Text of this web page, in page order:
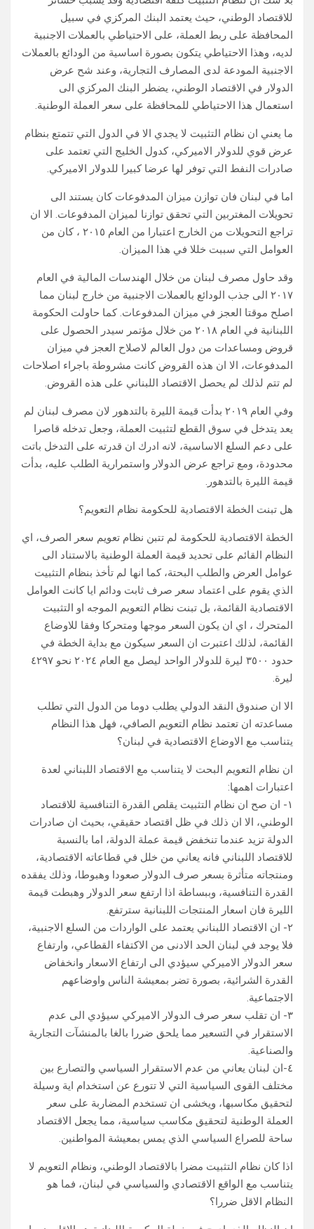
للاقتصاد الوطني، حيث يعتمد البنك المركزي في سبيل
المحافظة على ربط العملة، على الاحتياطي بالعملات الاجنبية
لديه، وهذا الاحتياطي يتكون بصورة اساسية من الودائع بالعملات
الاجنبية المودعة لدى المصارف التجارية، وعند شح عرض
الدولار في الاقتصاد الوطني، يضطر البنك المركزي الى
استعمال هذا الاحتياطي للمحافظة على سعر العملة الوطنية.
ما يعني ان نظام التثبيت لا يجدي الا في الدول التي تتمتع بنظام
عرض قوي للدولار الاميركي، كدول الخليج التي تعتمد على
صادرات النفط التي توفر لها عرضا كبيرا للدولار الاميركي.
اما في لبنان فان توازن ميزان المدفوعات كان يستند الى
تحويلات المغتربين التي تحقق توازنا لميزان المدفوعات. الا ان
تراجع التحويلات من الخارج اعتبارا من العام ٢٠١٥ ، كان من
العوامل التي سببت خللا في هذا الميزان.
وقد حاول مصرف لبنان من خلال الهندسات المالية في العام
٢٠١٧ الى جذب الودائع بالعملات الاجنبية من خارج لبنان مما
اصلح موقتا العجز في ميزان المدفوعات. كما حاولت الحكومة
اللبنانية في العام ٢٠١٨ من خلال مؤتمر سيدر الحصول على
قروض ومساعدات من دول العالم لاصلاح العجز في ميزان
المدفوعات، الا ان هذه القروض كانت مشروطة باجراء اصلاحات
لم تتم لذلك لم يحصل الاقتصاد اللبناني على هذه القروض.
وفي العام ٢٠١٩ بدأت قيمة الليرة بالتدهور لان مصرف لبنان لم
يعد يتدخل في سوق القطع لتثبيت العملة، وجعل تدخله قاصرا
على دعم السلع الاساسية، لانه ادرك ان قدرته على التدخل باتت
محدودة، ومع تراجع عرض الدولار واستمرارية الطلب عليه، بدأت
قيمة الليرة بالتدهور.
هل تبنت الخطة الاقتصادية للحكومة نظام التعويم؟
الخطة الاقتصادية للحكومة لم تتبن نظام تعويم سعر الصرف، اي
النظام القائم على تحديد قيمة العملة الوطنية بالاستناد الى
عوامل العرض والطلب البحتة، كما انها لم تأخذ بنظام التثبيت
الذي يقوم على اعتماد سعر صرف ثابت ودائم ايا كانت العوامل
الاقتصادية القائمة، بل تبنت نظام التعويم الموجه او التثبيت
المتحرك ، اي ان يكون السعر موجها ومتحركا وفقا للاوضاع
القائمة، لذلك اعتبرت ان السعر سيكون مع بداية الخطة في
حدود ٣٥٠٠ ليرة للدولار الواحد ليصل مع العام ٢٠٢٤ نحو ٤٢٩٧
ليرة.
الا ان صندوق النقد الدولي يطلب دوما من الدول التي تطلب
مساعدته ان تعتمد نظام التعويم الصافي، فهل هذا النظام
يتناسب مع الاوضاع الاقتصادية في لبنان؟
ان نظام التعويم البحت لا يتناسب مع الاقتصاد اللبناني لعدة
اعتبارات اهمها:
١- ان صح ان نظام التثبيت يقلص القدرة التنافسية للاقتصاد
الوطني، الا ان ذلك في ظل اقتصاد حقيقي، بحيث ان صادرات
الدولة تزيد عندما تنخفض قيمة عملة الدولة، اما بالنسبة
للاقتصاد اللبناني فانه يعاني من خلل في قطاعاته الاقتصادية،
ومنتجاته متأثرة بسعر صرف الدولار صعودا وهبوطا، وذلك يفقده
القدرة التنافسية، وببساطة اذا ارتفع سعر الدولار وهبطت قيمة
الليرة فان اسعار المنتجات اللبنانية سترتفع.
٢- ان الاقتصاد اللبناني يعتمد على الواردات من السلع الاجنبية،
فلا يوجد في لبنان الحد الادنى من الاكتفاء القطاعي، وارتفاع
سعر الدولار الاميركي سيؤدي الى ارتفاع الاسعار وانخفاض
القدرة الشرائية، بصورة تضر بمعيشة الناس واوضاعهم
الاجتماعية.
٣- ان تقلب سعر صرف الدولار الاميركي سيؤدي الى عدم
الاستقرار في التسعير مما يلحق ضررا بالغا بالمنشآت التجارية
والصناعية.
٤-ان لبنان يعاني من عدم الاستقرار السياسي والتصارع بين
مختلف القوى السياسية التي لا تتورع عن استخدام اية وسيلة
لتحقيق مكاسبها، ويخشى ان تستخدم المضاربة على سعر
العملة الوطنية لتحقيق مكاسب سياسية، مما يجعل الاقتصاد
ساحة للصراع السياسي الذي يمس بمعيشة المواطنين.
اذا كان نظام التثبيت مضرا بالاقتصاد الوطني، ونظام التعويم لا
يتناسب مع الواقع الاقتصادي والسياسي في لبنان، فما هو
النظام الاقل ضررا؟